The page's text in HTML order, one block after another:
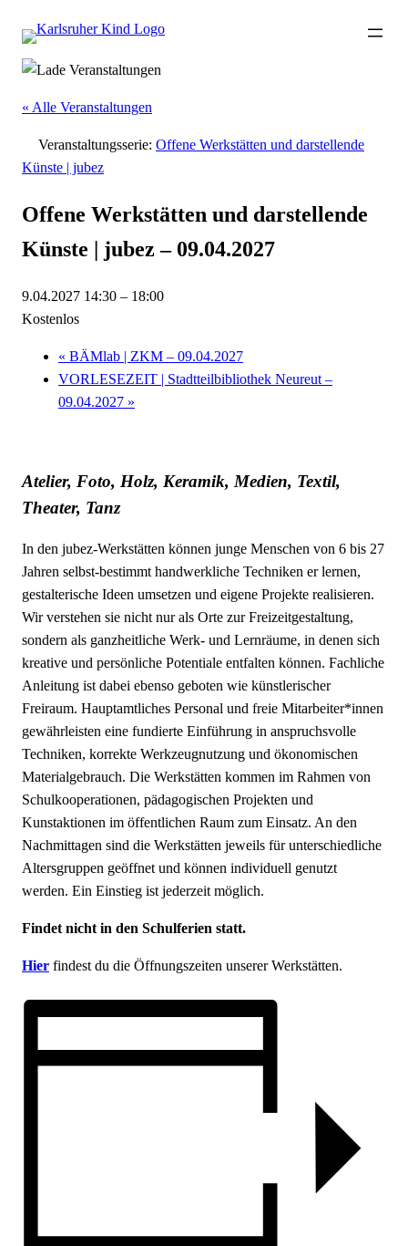
« Alle Veranstaltungen
Veranstaltungsserie: Offene Werkstätten und darstellende
Künste | jubez
Offene Werkstätten und darstellende
Künste | jubez – 09.04.2027
9.04.2027 14:30 – 18:00
Kostenlos
« BÄMlab | ZKM – 09.04.2027
VORLESEZEIT | Stadtteilbibliothek Neureut –
09.04.2027 »
Atelier, Foto, Holz, Keramik, Medien, Textil,
Theater, Tanz
In den jubez-Werkstätten können junge Menschen von 6 bis 27
Jahren selbst-bestimmt handwerkliche Techniken er lernen,
gestalterische Ideen umsetzen und eigene Projekte realisieren.
Wir verstehen sie nicht nur als Orte zur Freizeitgestaltung,
sondern als ganzheitliche Werk- und Lernräume, in denen sich
kreative und persönliche Potentiale entfalten können. Fachliche
Anleitung ist dabei ebenso geboten wie künstlerischer
Freiraum. Hauptamtliches Personal und freie Mitarbeiter*innen
gewährleisten eine fundierte Einführung in anspruchsvolle
Techniken, korrekte Werkzeugnutzung und ökonomischen
Materialgebrauch. Die Werkstätten kommen im Rahmen von
Schulkooperationen, pädagogischen Projekten und
Kunstaktionen im öffentlichen Raum zum Einsatz. An den
Nachmittagen sind die Werkstätten jeweils für unterschiedliche
Altersgruppen geöffnet und können individuell genutzt
werden. Ein Einstieg ist jederzeit möglich.
Findet nicht in den Schulferien statt.
Hier findest du die Öffnungszeiten unserer Werkstätten.